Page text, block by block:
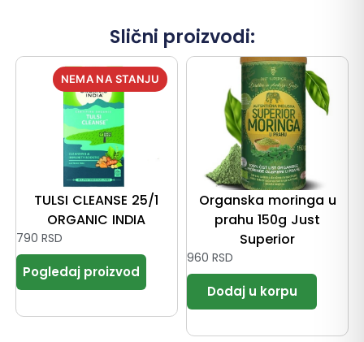
Slični proizvodi:
TULSI CLEANSE 25/1
ORGANIC INDIA
790 RSD
Organska moringa u
prahu 150g Just
Superior
960 RSD